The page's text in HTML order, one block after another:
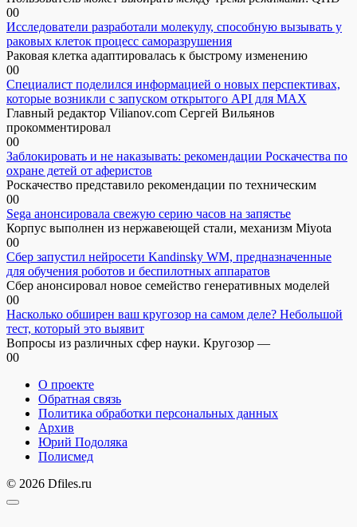
00
Исследователи разработали молекулу, способную вызывать у
раковых клеток процесс саморазрушения
Раковая клетка адаптировалась к быстрому изменению
00
Специалист поделился информацией о новых перспективах,
которые возникли с запуском открытого API для МАХ
Главный редактор Vilianov.com Сергей Вильянов
прокомментировал
00
Заблокировать и не наказывать: рекомендации Роскачества по
охране детей от аферистов
Роскачество представило рекомендации по техническим
00
Sega анонсировала свежую серию часов на запястье
Корпус выполнен из нержавеющей стали, механизм Miyota
00
Сбер запустил нейросети Kandinsky WM, предназначенные
для обучения роботов и беспилотных аппаратов
Сбер анонсировал новое семейство генеративных моделей
00
Насколько обширен ваш кругозор на самом деле? Небольшой
тест, который это выявит
Вопросы из различных сфер науки. Кругозор —
00
О проекте
Обратная связь
Политика обработки персональных данных
Архив
Юрий Подоляка
Полисмед
© 2026 Dfiles.ru